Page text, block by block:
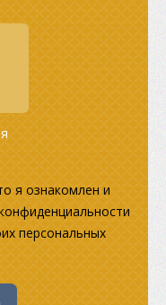
я ознакомлен и
персональных